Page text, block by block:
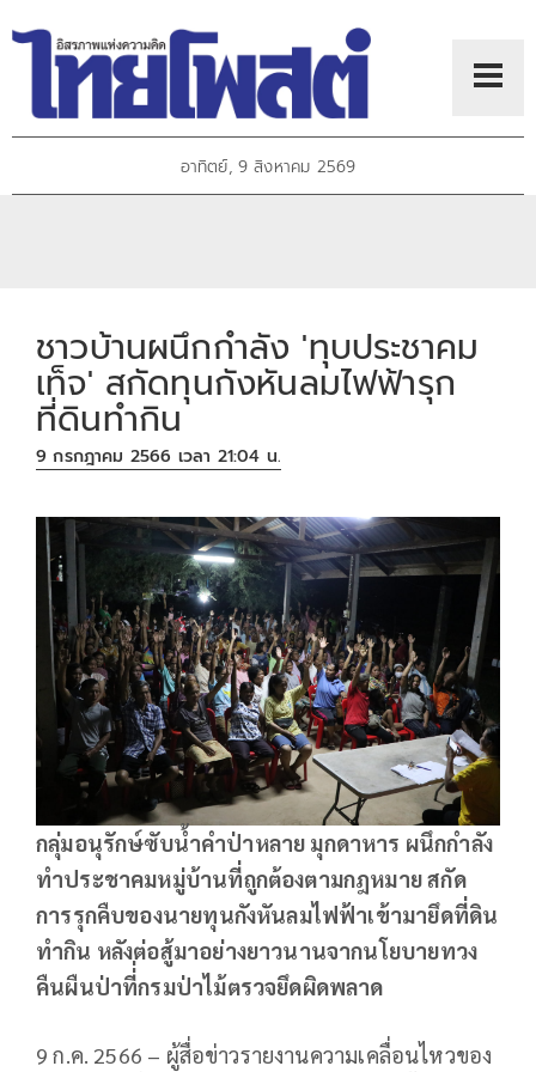
อาทิตย์, 9 สิงหาคม 2569
ชาวบ้านผนึกกำลัง 'ทุบประชาคม
เท็จ' สกัดทุนกังหันลมไฟฟ้ารุก
ที่ดินทำกิน
9 กรกฎาคม 2566 เวลา 21:04 น.
กลุ่มอนุรักษ์ซับน้ำคำป่าหลาย มุกดาหาร ผนึกกำลัง
ทำประชาคมหมู่บ้านที่ถูกต้องตามกฎหมาย สกัด
การรุกคืบของนายทุนกังหันลมไฟฟ้าเข้ามายึดที่ดิน
ทำกิน หลังต่อสู้มาอย่างยาวนานจากนโยบายทวง
คืนผืนป่าที่่กรมป่าไม้ตรวจยึดผิดพลาด
9 ก.ค. 2566 – ผู้สื่อข่าวรายงานความเคลื่อนไหวของ